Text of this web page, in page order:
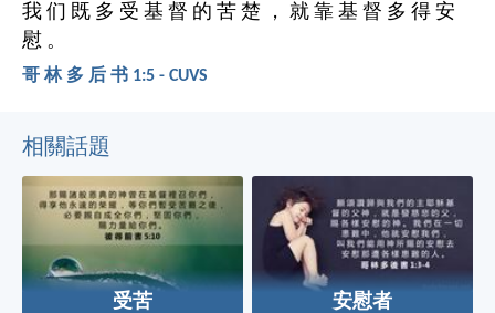
我 们 既 多 受 基 督 的 苦 楚 ， 就 靠 基 督 多 得 安
慰 。
哥 林 多 后 书 1:5 - CUVS
相關話題
受苦 安慰者